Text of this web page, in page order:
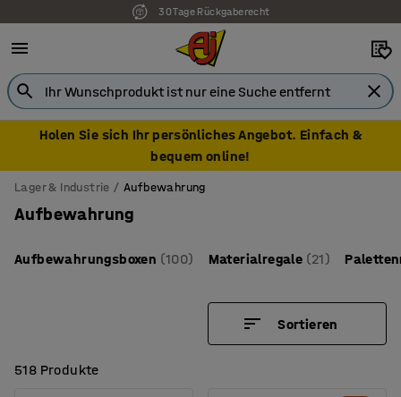
7 Jahre Garantie
Holen Sie sich Ihr persönliches Angebot. Einfach &
bequem online!
Lager & Industrie Aufbewahrung
Aufbewahrung
Aufbewahrungsboxen (100) Materialregale (21)
Sortieren
518 Produkte